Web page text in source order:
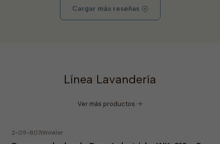
Cargar más reseñas
Línea Lavandería
Ver más productos
2-09-807|Winkler